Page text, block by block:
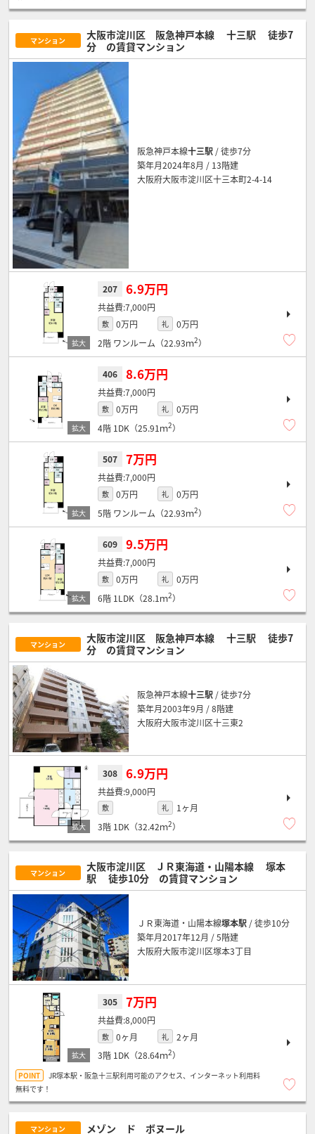
マンション 大阪市淀川区 阪急神戸本線 十三駅
徒歩7
分 の賃貸マンション
阪急神戸本線十三駅 / 徒歩7分
築年月2024年8月 / 13階建
大阪府大阪市淀川区十三本町2-4-14
207 6.9万円
7,000円
敷 0万円 礼
0万円
2階 ワンルーム（22.93ｍ2）
406 8.6万円
7,000円
敷 0万円 礼
0万円
4階 1DK（25.91ｍ2）
507 7万円
7,000円
敷 0万円 礼
0万円
5階 ワンルーム（22.93ｍ2）
609 9.5万円
7,000円
敷 0万円 礼
0万円
6階 1LDK（28.1ｍ2）
マンション 大阪市淀川区 阪急神戸本線 十三駅
徒歩7
分 の賃貸マンション
阪急神戸本線十三駅 / 徒歩7分
築年月2003年9月 / 8階建
大阪府大阪市淀川区十三東2
308 6.9万円
9,000円
敷 礼
1ヶ月
3階 1DK（32.42ｍ2）
マンション 大阪市淀川区 ＪＲ東海道・山陽本線
塚本
駅
徒歩10分 の賃貸マンション
ＪＲ東海道・山陽本線塚本駅 / 徒歩10分
築年月2017年12月 / 5階建
大阪府大阪市淀川区塚本3丁目
305 7万円
8,000円
敷 0ヶ月 礼
2ヶ月
3階 1DK（28.64ｍ2）
JR塚本駅・阪急十三駅利用可能のアクセス、インターネット利用料
無料です！
マンション メゾン ド ボヌール